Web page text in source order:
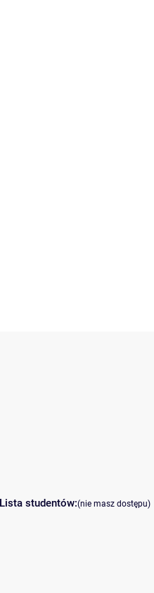
Lista studentów:(nie masz dostępu)